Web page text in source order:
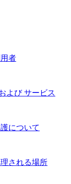
者
よび サービス
について
される場所